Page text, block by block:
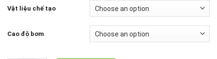
Vật liệu chế tạo
Cao độ bơm